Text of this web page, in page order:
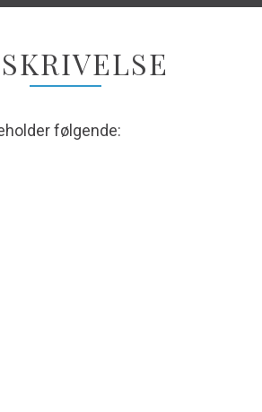
følgende: